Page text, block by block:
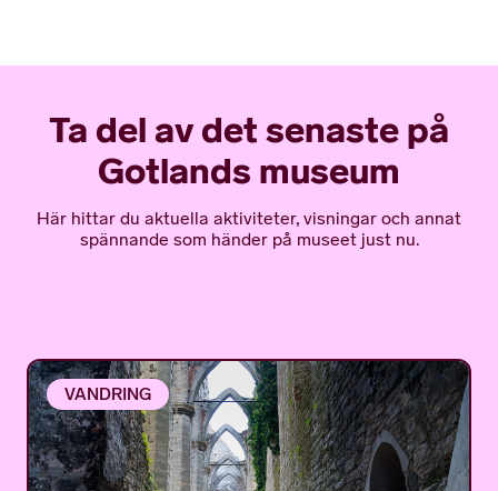
Ta del av det senaste på
Gotlands museum
Här hittar du aktuella aktiviteter, visningar och annat
spännande som händer på museet just nu.
VANDRING